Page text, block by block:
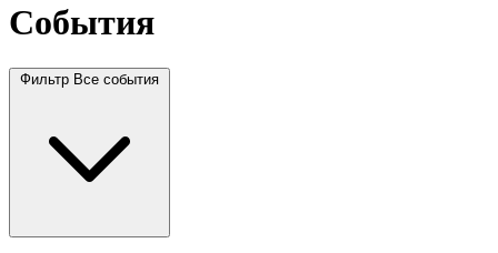
События
Фильтр Все события